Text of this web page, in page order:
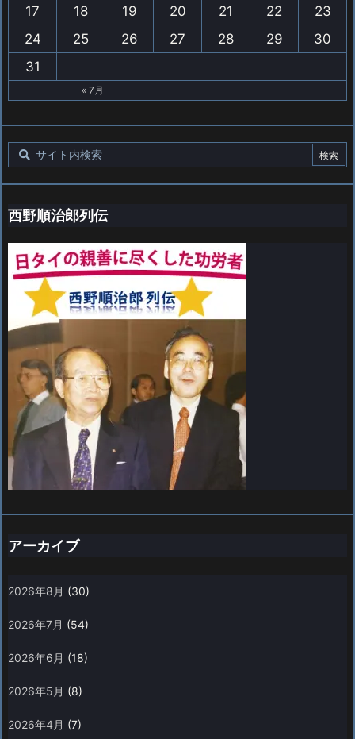
17
18 19 20 21 22
23
24
25 26 27 28 29
30
31
« 7月
西野順治郎列伝
アーカイブ
2026年8月 (30)
2026年7月 (54)
2026年6月 (18)
2026年5月 (8)
2026年4月 (7)